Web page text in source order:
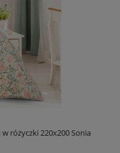
różyczki 220x200 Sonia